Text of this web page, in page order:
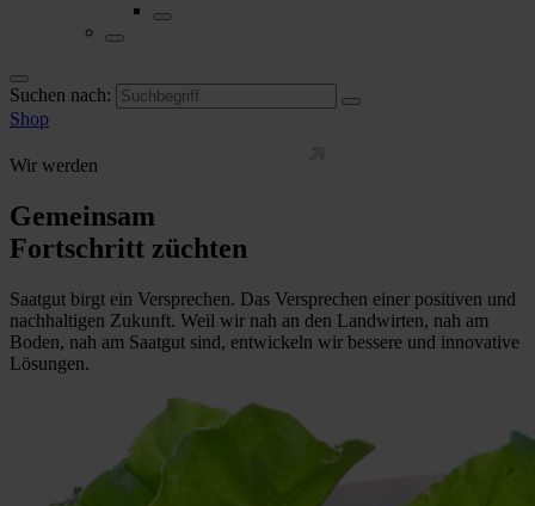
Suchen nach:
Shop
Wir werden
Gemeinsam
Fortschritt züchten
Saatgut birgt ein Versprechen. Das Versprechen einer positiven und
nachhaltigen Zukunft. Weil wir nah an den Landwirten, nah am
Boden, nah am Saatgut sind, entwickeln wir bessere und innovative
Lösungen.